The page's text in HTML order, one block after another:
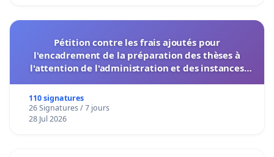
Pétition contre les frais ajoutés pour
l'encadrement de la préparation des thèses à
l'attention de l'administration et des instances
110 signatures
26 Signatures / 7 jours
28 Jul 2026